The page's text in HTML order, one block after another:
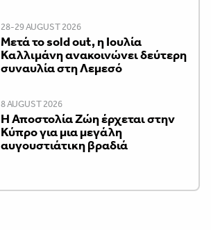
28-29 AUGUST 2026
Μετά το sold out, η Ιουλία
Καλλιμάνη ανακοινώνει δεύτερη
συναυλία στη Λεμεσό
8 AUGUST 2026
Η Αποστολία Ζώη έρχεται στην
Κύπρο για μια μεγάλη
αυγουστιάτικη βραδιά